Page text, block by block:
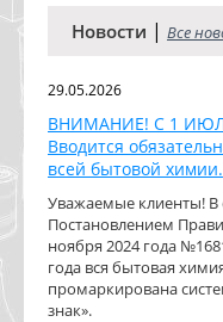
Новости | Все
29.05.2026
ВНИМАНИЕ! С 1
Вводится
всей бытовой химии.
Уважаемые клиенты! В
Постановлением
ноября 2024 года
года вся бытовая
промаркирована
знак».